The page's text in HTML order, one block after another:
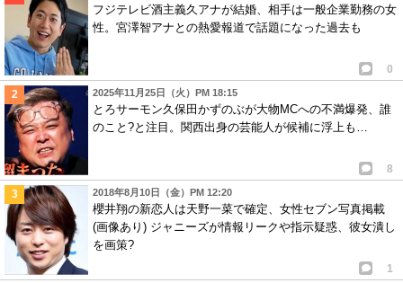
フジテレビ酒主義久アナが結婚、相手は一般企業勤務の女
性。宮澤智アナとの熱愛報道で話題になった過去も
0
2025年11月25日（火）PM 18:15
とろサーモン久保田かずのぶが大物MCへの不満爆発、誰
のこと?と注目。関西出身の芸能人が候補に浮上も…
8
2018年8月10日（金）PM 12:20
櫻井翔の新恋人は天野一菜で確定、女性セブン写真掲載
(画像あり) ジャニーズが情報リークや指示疑惑、彼女潰し
を画策?
1